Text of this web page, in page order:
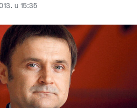
u 15:35